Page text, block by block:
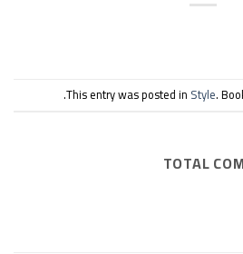
This entry was posted in Style.
.
TOTAL